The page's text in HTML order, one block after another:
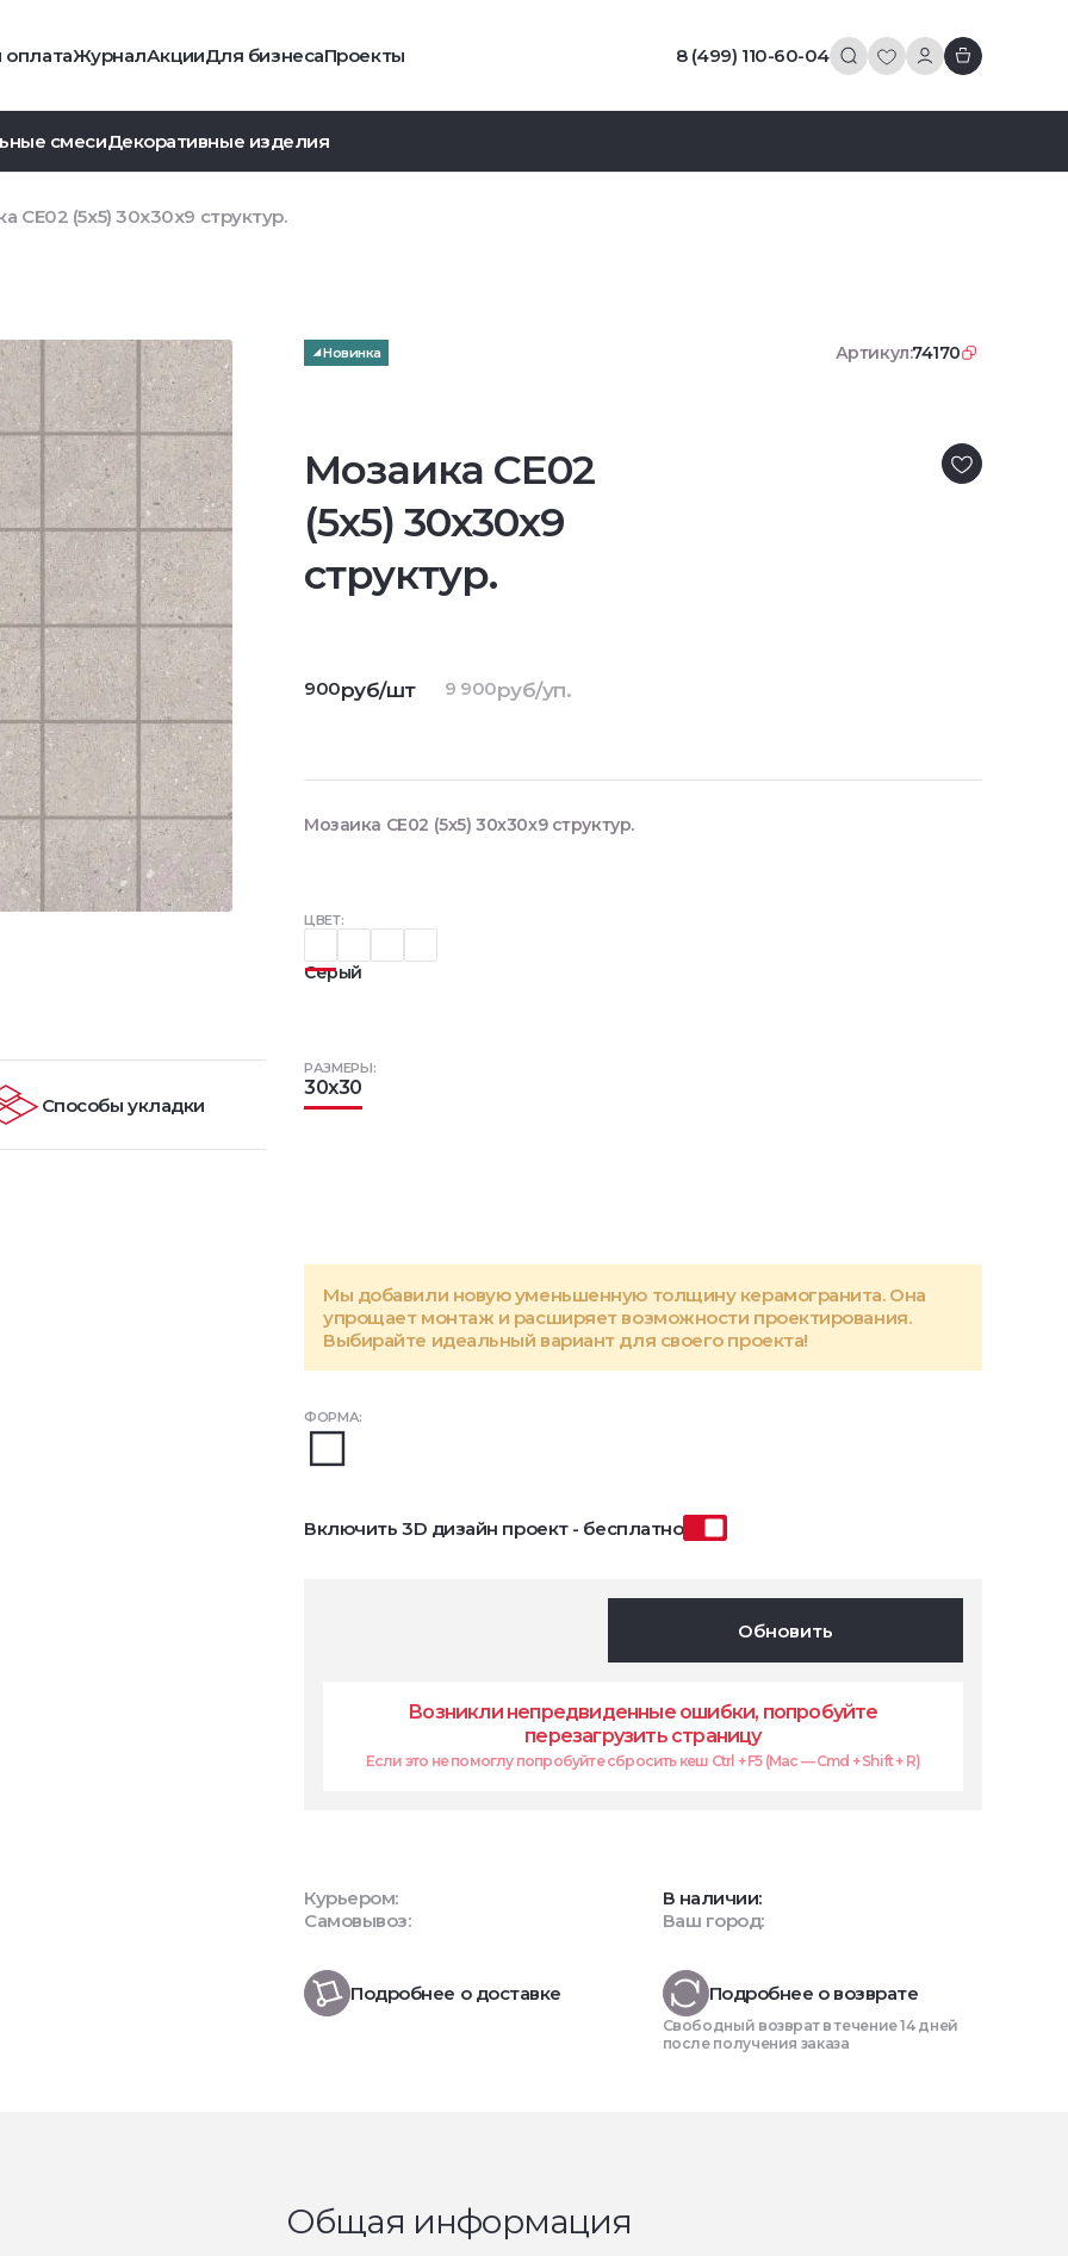
оплатаЖурналАкцииДля бизнесаПроекты 8 (499) 110-60-04
смесиДекоративные изделия
CE02 (5x5) 30x30x9 структур.
Новинка Артикул:74170
Мозаика CE02
(5x5) 30x30x9
структур.
ЦВЕТ:
Серый
ФОРМА:
РАЗМЕРЫ:
30x30
Мы добавили новую уменьшенную толщину керамогранита. Она
упрощает монтаж и расширяет возможности проектирования.
Выбирайте идеальный вариант для своего проекта!
Включить 3D дизайн проект - бесплатно
900руб/шт 9 900руб/уп.
Обновить
Возникли непредвиденные ошибки, попробуйте
перезагрузить страницу
Если это не помоглу попробуйте сбросить кеш Ctrl + F5 (Mac — Cmd + Shift + R)
Курьером:
Самовывоз:
В наличии:
Ваш город:
Подробнее о доставке Подробнее о возврате
Свободный возврат в течение 14 дней
после получения заказа
Мозаика CE02 (5x5) 30x30x9 структур.
Способы укладки
Общая информация